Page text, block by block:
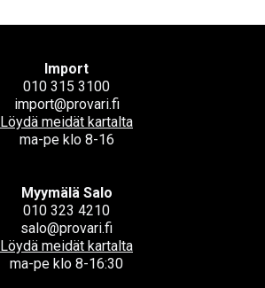
Import
010 315 3100
import@provari.fi
Löydä meidät kartalta
ma-pe klo 8-16
Myymälä Salo
010 323 4210
salo@provari.fi
Löydä meidät kartalta
ma-pe klo 8-16:30